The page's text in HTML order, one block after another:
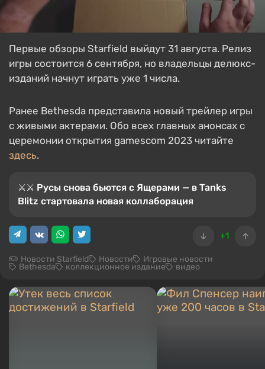
Первые обзоры Starfield выйдут 31 августа. Релиз
игры состоится 6 сентября, но владельцы делюкс-
изданий начнут играть уже 1 числа.
Ранее Bethesda представила новый трейлер игры
с живыми актерами. Обо всех главных анонсах с
церемонии открытия gamescom 2023 читайте
здесь.
⚔⚔ Русы снова бьются с Ящерами — в Tanks
Blitz стартовала новая коллаборация
+1
Новости Starfield Новости Игровые новости
Bethesda коллекционное издание видео